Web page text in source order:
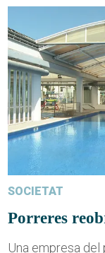
SOCIETAT
Porreres
Una empresa